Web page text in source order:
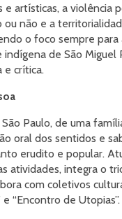
e artísticas, a violência
não e a
o foco sempre para
indígena de São Miguel
e crítica.
Paulo, de uma
oral dos sentidos e
erudito e popular.
atividades, integra o
com coletivos
e “Encontro de Utopias”.